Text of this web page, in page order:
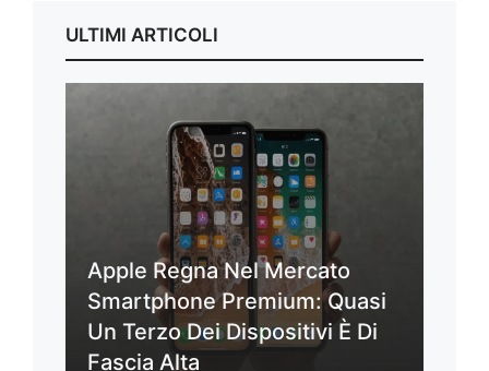
ULTIMI ARTICOLI
Apple Regna Nel Mercato
Smartphone Premium: Quasi
Un Terzo Dei Dispositivi È Di
Fascia Alta